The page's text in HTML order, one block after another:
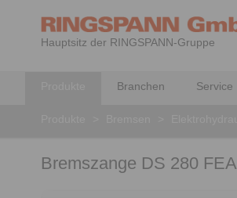
Hauptsitz der RINGSPANN-Gruppe
Branchen Service
Bremszange DS 280 FEA